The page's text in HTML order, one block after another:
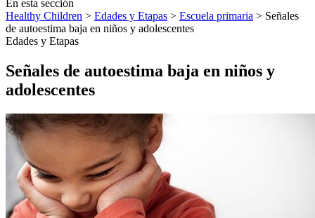
En esta sección
Healthy Children > Edades y Etapas > Escuela primaria > Señales
de autoestima baja en niños y adolescentes
Edades y Etapas
Señales de autoestima baja en niños y
adolescentes